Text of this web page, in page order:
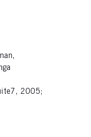
2005;